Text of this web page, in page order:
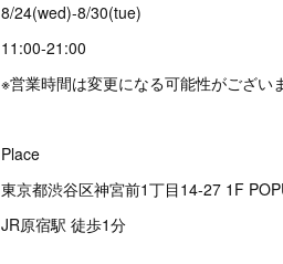
8/24(wed)-8/30(tue)
11:00-21:00
※営業時間は変更になる可能性がござい
Place
東京都渋谷区神宮前1丁目14-27 1F
JR原宿駅 徒歩1分